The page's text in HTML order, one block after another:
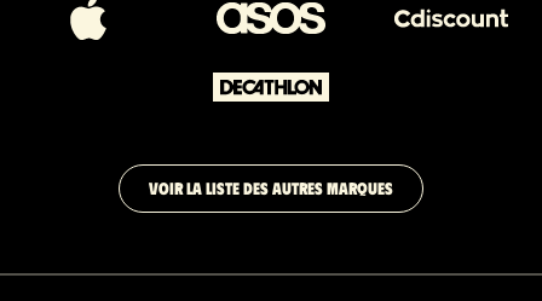
VOIR LA LISTE DES AUTRES MARQUES